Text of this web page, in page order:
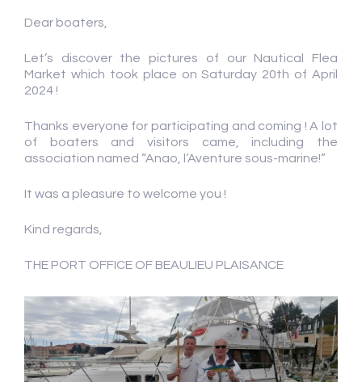
Dear boaters,
Let’s discover the pictures of our Nautical Flea
Market which took place on Saturday 20th of April
2024 !
Thanks everyone for participating and coming ! A lot
of boaters and visitors came, including the
association named “Anao, l’Aventure sous-marine!”
It was a pleasure to welcome you !
Kind regards,
THE PORT OFFICE OF BEAULIEU PLAISANCE